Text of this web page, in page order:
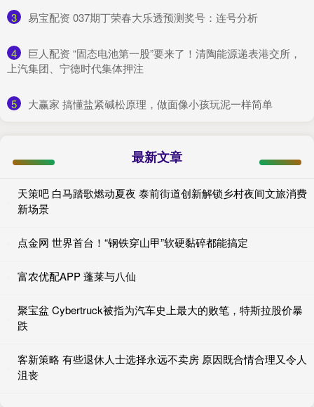
3 ​易宝配资 037期丁荣春大乐透预测奖号：连号分析
4
​巨人配资 “固态电池第一股”要来了！清陶能源递表港交所，
上汽集团、宁德时代集体押注
5 ​大赢家 搞懂盐紧碱松原理，做面像小孩玩泥一样简单
最新文章
天策吧 白马踏歌燃动夏夜 泰前街道创新解锁乡村夜间文旅消费
新场景
点金网 世界首台！“钢铁穿山甲”软硬黏碎都能搞定
富农优配APP 蓬莱与八仙
聚宝盆 Cybertruck被指为汽车史上最大的败笔，特斯拉股价暴
跌
客新策略 有些退休人士选择永远不卖房 原因既合情合理又令人
沮丧